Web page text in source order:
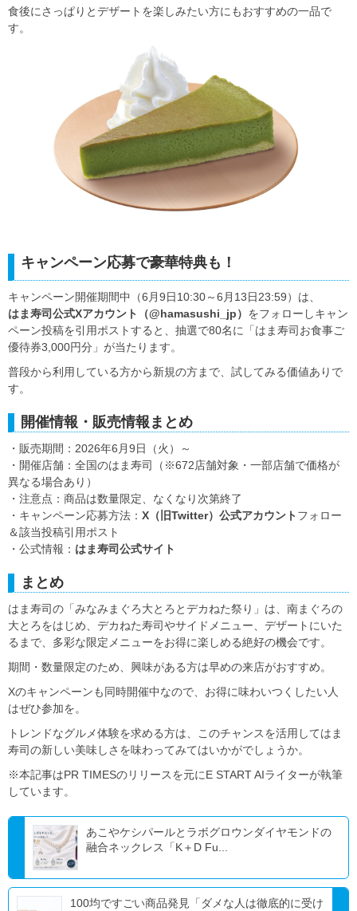
食後にさっぱりとデザートを楽しみたい方にもおすすめの一品で
す。
キャンペーン応募で豪華特典も！
キャンペーン開催期間中（6月9日10:30～6月13日23:59）は、
はま寿司公式Xアカウント（@hamasushi_jp） をフォローしキャン
ペーン投稿を引用ポストすると、抽選で80名に「はま寿司お食事ご
優待券3,000円分」が当たります。
普段から利用している方から新規の方まで、試してみる価値ありで
す。
開催情報・販売情報まとめ
・販売期間：2026年6月9日（火）～
・開催店舗：全国のはま寿司（※672店舗対象・一部店舗で価格が
異なる場合あり）
・注意点：商品は数量限定、なくなり次第終了
・キャンペーン応募方法： X（旧Twitter）公式アカウント フォロー
＆該当投稿引用ポスト
・公式情報： はま寿司公式サイト
まとめ
はま寿司の「みなみまぐろ大とろとデカねた祭り」は、南まぐろの
大とろをはじめ、デカねた寿司やサイドメニュー、デザートにいた
るまで、多彩な限定メニューをお得に楽しめる絶好の機会です。
期間・数量限定のため、興味がある方は早めの来店がおすすめ。
Xのキャンペーンも同時開催中なので、お得に味わいつくしたい人
はぜひ参加を。
トレンドなグルメ体験を求める方は、このチャンスを活用してはま
寿司の新しい美味しさを味わってみてはいかがでしょうか。
※本記事はPR TIMESのリリースを元にE START AIライターが執筆
しています。
あこやケシパールとラボグロウンダイヤモンドの
融合ネックレス「K＋D Fu...
100均ですごい商品発見「ダメな人は徹底的に受け